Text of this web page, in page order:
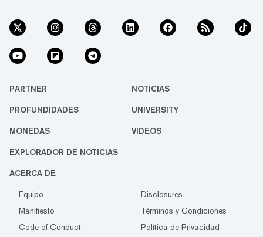
PARTNER NOTICIAS
PROFUNDIDADES UNIVERSITY
MONEDAS VIDEOS
EXPLORADOR DE NOTICIAS
ACERCA DE
Equipo
Disclosures
Manifiesto
Términos y Condiciones
Code of Conduct
Política de Privacidad